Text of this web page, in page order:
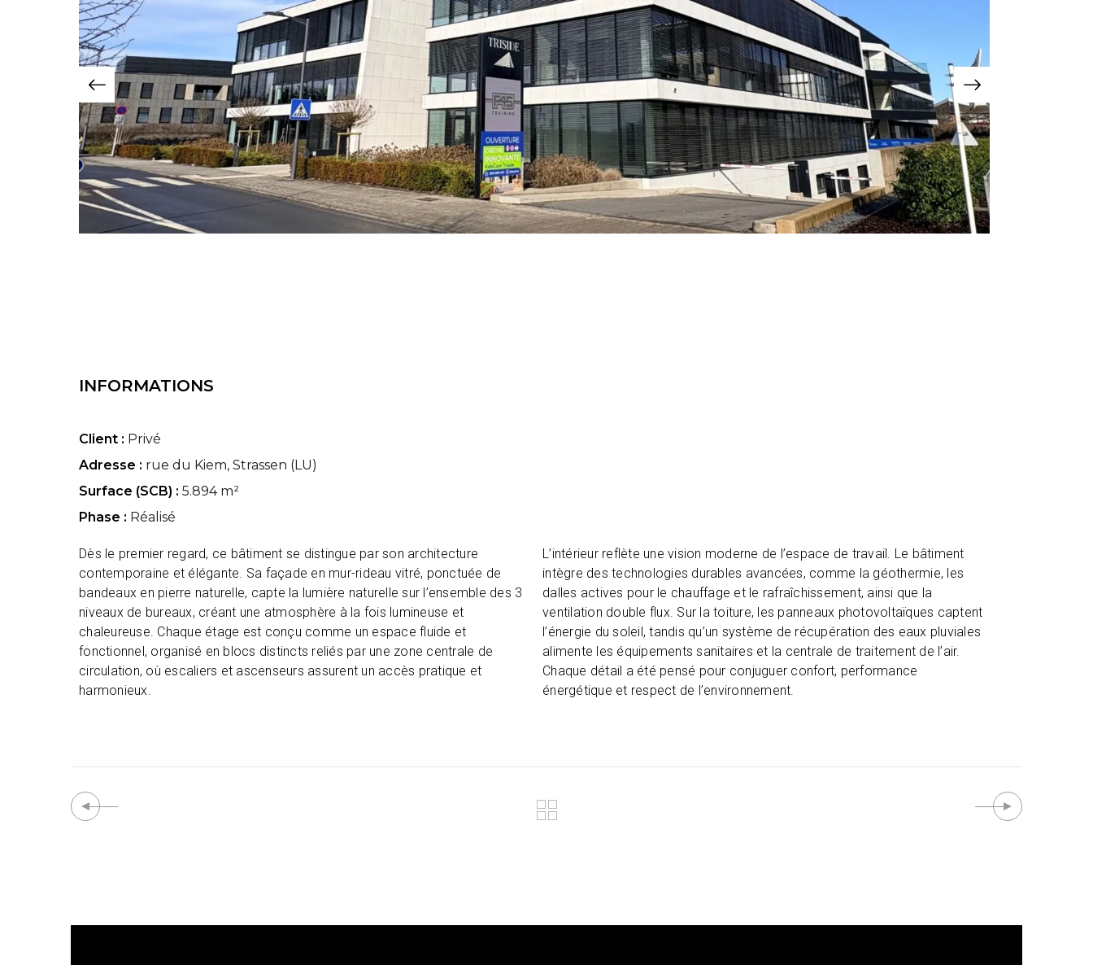
INFORMATIONS
Client : Privé
Adresse : rue du Kiem, Strassen (LU)
Surface (SCB) : 5.894 m²
Phase : Réalisé
Dès le premier regard, ce bâtiment se distingue par son architecture
contemporaine et élégante. Sa façade en mur-rideau vitré, ponctuée de
bandeaux en pierre naturelle, capte la lumière naturelle sur l’ensemble des 3
niveaux de bureaux, créant une atmosphère à la fois lumineuse et
chaleureuse. Chaque étage est conçu comme un espace fluide et
fonctionnel, organisé en blocs distincts reliés par une zone centrale de
circulation, où escaliers et ascenseurs assurent un accès pratique et
harmonieux.
L’intérieur reflète une vision moderne de l’espace de travail. Le bâtiment
intègre des technologies durables avancées, comme la géothermie, les
dalles actives pour le chauffage et le rafraîchissement, ainsi que la
ventilation double flux. Sur la toiture, les panneaux photovoltaïques captent
l’énergie du soleil, tandis qu’un système de récupération des eaux pluviales
alimente les équipements sanitaires et la centrale de traitement de l’air.
Chaque détail a été pensé pour conjuguer confort, performance
énergétique et respect de l’environnement.